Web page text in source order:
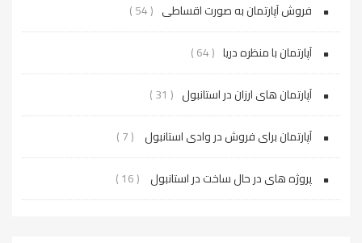
فروش آپارتمان به صورت اقساطی ( 54 )
آپارتمان با منظره دریا ( 64 )
آپارتمان های ارزان در استانبول ( 31 )
آپارتمان برای فروش در وادی استانبول ( 7 )
پروژه‌ های در حال ساخت در استانبول ( 16 )